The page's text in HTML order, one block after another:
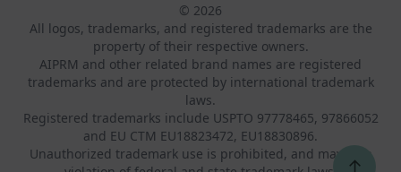
© 2026
All logos, trademarks, and registered trademarks are the
property of their respective owners.
AIPRM and other related brand names are registered
trademarks and are protected by international trademark
laws.
Registered trademarks include USPTO 97778465, 97866052
and EU CTM EU18823472, EU18830896.
Unauthorized trademark use is prohibited, and may be a
↑